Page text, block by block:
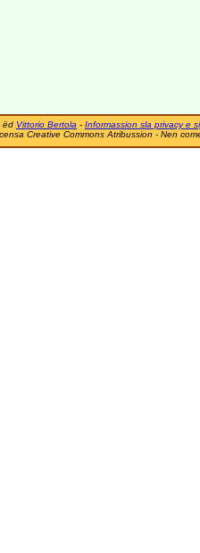
ëd Vittorio Bertola - Informassion sla privacy e
Creative Commons Atribussion - Nen